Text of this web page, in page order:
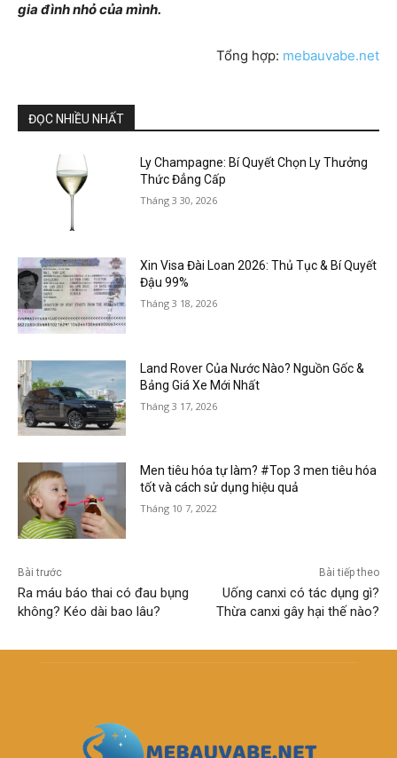
gia đình nhỏ của mình.
Tổng hợp: mebauvabe.net
ĐỌC NHIỀU NHẤT
Ly Champagne: Bí Quyết Chọn Ly Thưởng
Thức Đẳng Cấp
Tháng 3 30, 2026
Xin Visa Đài Loan 2026: Thủ Tục & Bí Quyết
Đậu 99%
Tháng 3 18, 2026
Land Rover Của Nước Nào? Nguồn Gốc &
Bảng Giá Xe Mới Nhất
Tháng 3 17, 2026
Men tiêu hóa tự làm? #Top 3 men tiêu hóa
tốt và cách sử dụng hiệu quả
Tháng 10 7, 2022
Bài trước
Ra máu báo thai có đau bụng
không? Kéo dài bao lâu?
Bài tiếp theo
Uống canxi có tác dụng gì?
Thừa canxi gây hại thế nào?